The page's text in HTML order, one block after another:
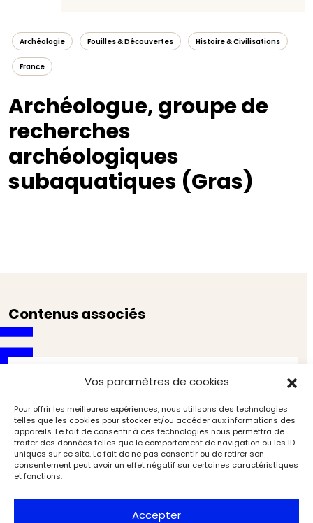
Vos paramètres de cookies
Pour offrir les meilleures expériences, nous utilisons des technologies
telles que les cookies pour stocker et/ou accéder aux informations des
appareils. Le fait de consentir à ces technologies nous permettra de
traiter des données telles que le comportement de navigation ou les ID
uniques sur ce site. Le fait de ne pas consentir ou de retirer son
consentement peut avoir un effet négatif sur certaines caractéristiques
et fonctions.
Accepter
Archéologie Fouilles & Découvertes Histoire & Civilisations
France
Archéologue, groupe de
recherches
archéologiques
subaquatiques (Gras)
Contenus associés